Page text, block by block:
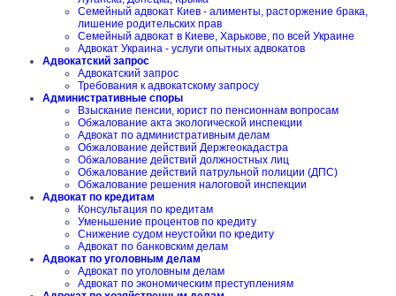
Семейный адвокат Киев - алименты, расторжение брака,
лишение родительских прав
Семейный адвокат в Киеве, Харькове, по всей Украине
Адвокат Украина - услуги опытных адвокатов
Адвокатский запрос
Адвокатский запрос
Требования к адвокатскому запросу
Административные споры
Взыскание пенсии, юрист по пенсионнам вопросам
Обжалование акта экологической инспекции
Адвокат по административным делам
Обжалование действий Держгеокадастра
Обжалование действий должностных лиц
Обжалование действий патрульной полиции (ДПС)
Обжалование решения налоговой инспекции
Адвокат по кредитам
Консультация по кредитам
Уменьшение процентов по кредиту
Снижение судом неустойки по кредиту
Адвокат по банковским делам
Адвокат по уголовным делам
Адвокат по уголовным делам
Адвокат по экономическим преступлениям